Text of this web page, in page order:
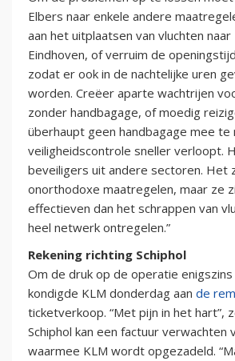
Elbers naar enkele andere
aan het uitplaatsen van vluchten
Eindhoven, of verruim de
zodat er ook in de nachtelijke uren
worden. Creëer aparte wachtrijen
zonder handbagage, of moedig
überhaupt geen handbagage mee te
veiligheidscontrole sneller verloopt.
beveiligers uit andere sectoren. Het
onorthodoxe maatregelen, maar ze
effectieven dan het schrappen van
heel netwerk ontregelen.”
Rekening richting Schiphol
Om de druk op de operatie
kondigde KLM donderdag aan de
ticketverkoop. “Met pijn in het hart”,
Schiphol kan een factuur verwachten
waarmee KLM wordt opgezadeld.